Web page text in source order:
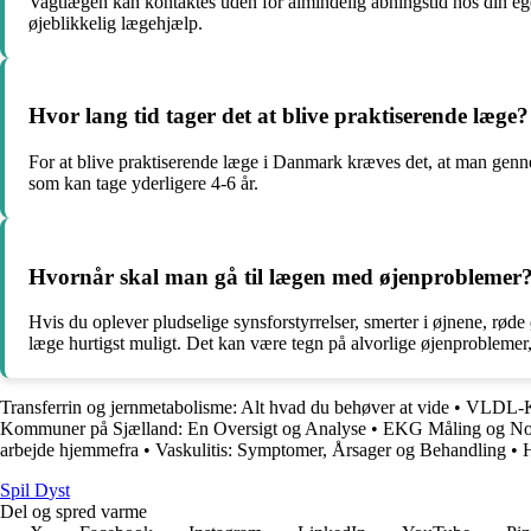
øjeblikkelig lægehjælp.
Hvor lang tid tager det at blive praktiserende læge?
For at blive praktiserende læge i Danmark kræves det, at man
som kan tage yderligere 4-6 år.
Hvornår skal man gå til lægen med
Hvis du oplever pludselige synsforstyrrelser, smerter i øjnene,
læge hurtigst muligt. Det kan være tegn på alvorlige
Transferrin og jernmetabolisme: Alt hvad du behøver at vide • VLDL-
Kommuner på Sjælland: En Oversigt og Analyse • EKG Måling og
arbejde hjemmefra • Vaskulitis: Symptomer, Årsager og Behandling •
Spil Dyst
Del og spred varme